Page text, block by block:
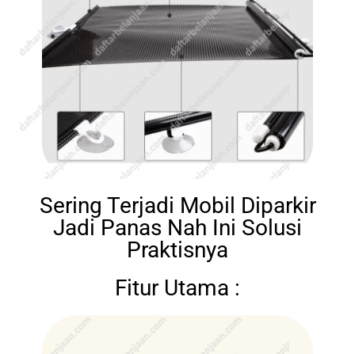
Sering Terjadi Mobil Diparkir
Jadi Panas Nah Ini Solusi
Praktisnya
Fitur Utama :